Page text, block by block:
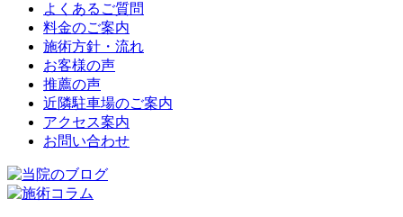
よくあるご質問
料金のご案内
施術方針・流れ
お客様の声
推薦の声
近隣駐車場のご案内
アクセス案内
お問い合わせ